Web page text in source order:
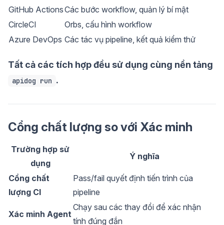
GitHub ActionsCác bước workflow, quản lý bí mật
CircleCI
Orbs, cấu hình workflow
Azure DevOps Các tác vụ pipeline, kết quả kiểm thử
Tất cả các tích hợp đều sử dụng cùng nền tảng
apidog run .
Cổng chất lượng so với Xác minh
Trường hợp sử
dụng
Ý nghĩa
Cổng chất
lượng CI
Pass/fail quyết định tiến trình của
pipeline
Xác minh Agent
Chạy sau các thay đổi để xác nhận
tính đúng đắn